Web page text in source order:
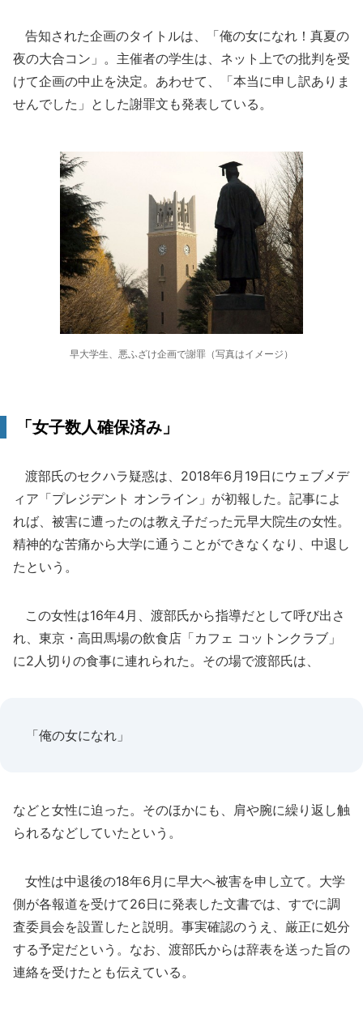
告知された企画のタイトルは、「俺の女になれ！真夏の
夜の大合コン」。主催者の学生は、ネット上での批判を受
けて企画の中止を決定。あわせて、「本当に申し訳ありま
せんでした」とした謝罪文も発表している。
早大学生、悪ふざけ企画で謝罪（写真はイメージ）
「女子数人確保済み」
渡部氏のセクハラ疑惑は、2018年6月19日にウェブメデ
ィア「プレジデント オンライン」が初報した。記事によ
れば、被害に遭ったのは教え子だった元早大院生の女性。
精神的な苦痛から大学に通うことができなくなり、中退し
たという。
この女性は16年4月、渡部氏から指導だとして呼び出さ
れ、東京・高田馬場の飲食店「カフェ コットンクラブ」
に2人切りの食事に連れられた。その場で渡部氏は、
「俺の女になれ」
などと女性に迫った。そのほかにも、肩や腕に繰り返し触
られるなどしていたという。
女性は中退後の18年6月に早大へ被害を申し立て。大学
側が各報道を受けて26日に発表した文書では、すでに調
査委員会を設置したと説明。事実確認のうえ、厳正に処分
する予定だという。なお、渡部氏からは辞表を送った旨の
連絡を受けたとも伝えている。